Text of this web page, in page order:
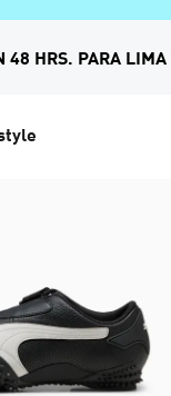
48 HRS. PARA